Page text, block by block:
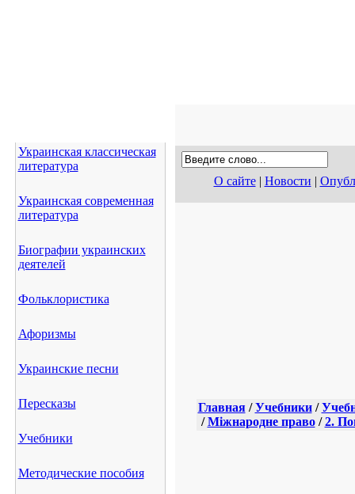
Украинская классическая
литература
Украинская современная
литература
Биографии украинских
деятелей
Фольклористика
Афоризмы
Украинские песни
Пересказы
Учебники
Методические пособия
О сайте| Новости |
Главная/Учебники/
/Міжнародне право/2.